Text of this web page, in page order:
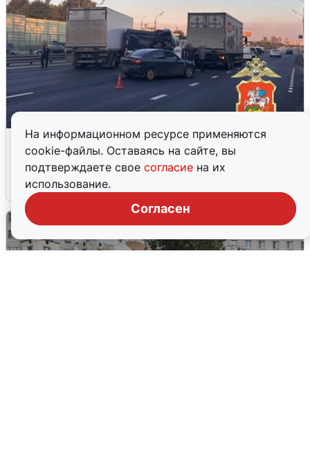
На информационном ресурсе применяются
cookie-файлы. Оставаясь на сайте, вы
подтверждаете свое согласие на их
использование.
Согласен
Пять машин столкнулись на
Дмитровском шоссе в Подмосковье
4 августа 0